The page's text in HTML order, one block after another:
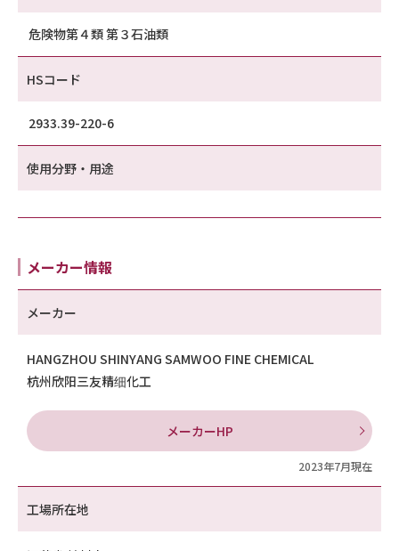
危険物第４類 第３石油類
HSコード
2933.39-220-6
使用分野・用途
メーカー情報
メーカー
HANGZHOU SHINYANG SAMWOO FINE CHEMICAL
杭州欣阳三友精细化工
メーカーHP
2023年7月現在
工場所在地